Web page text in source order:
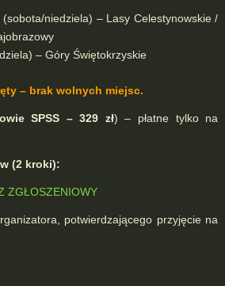
niedziela) – Lasy Celestynowskie /
– Góry Świętokrzyskie
– brak wolnych miejsc.
SPSS – 329 zł) – płatne tylko na
(2 kroki):
ZGŁOSZENIOWY
potwierdzającego przyjęcie na